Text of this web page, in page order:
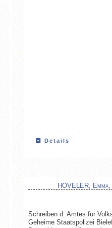
Details
HÖVELER,
Schreiben d. Amtes für
Geheime Staatspolizei